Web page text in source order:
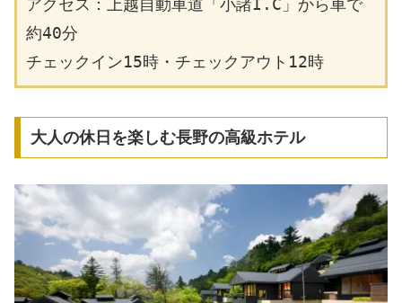
約40分
チェックイン15時・チェックアウト12時
大人の休日を楽しむ長野の高級ホテル